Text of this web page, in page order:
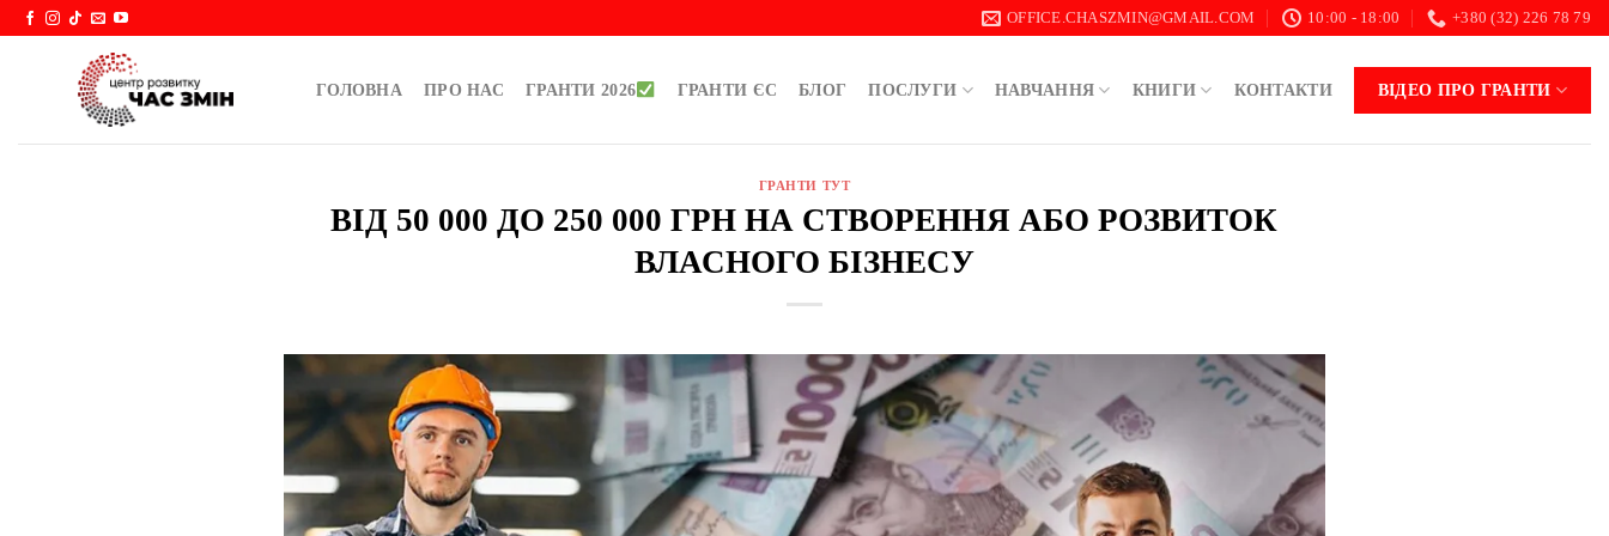
Skip
OFFICE.CHASZMIN@GMAIL.COM 10:00 - 18:00 +380 (32) 226 78 79
ГОЛОВНА ПРО НАС ГРАНТИ 2026 ГРАНТИ ЄС БЛОГ ПОСЛУГИ НАВЧАННЯ КНИГИ КОНТАКТИ ВІДЕО ПРО ГРАНТИ
ГРАНТИ ТУТ
ВІД 50 000 ДО 250 000 ГРН НА СТВОРЕННЯ АБО РОЗВИТОК
ВЛАСНОГО БІЗНЕСУ